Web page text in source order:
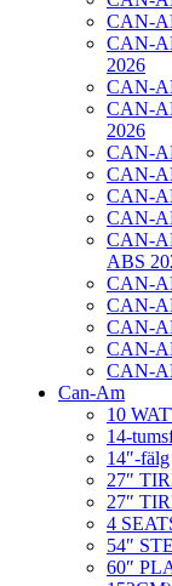
CAN-
CAN-
2026
CAN-
CAN-
2026
CAN-
CAN-
CAN-
CAN-
CAN-
ABS
CAN-
CAN-
CAN-
CAN-
CAN-
Can-Am
10
14-
14″-fälg
27″
27″
4
54″
60″